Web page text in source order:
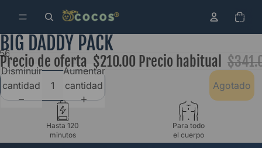
artículos
en el
0
567 8
BIG DADDY PACK
Precio de oferta $210.00 Precio habitual
Disminuir
cantidad
Aumentar
cantidad
Agotado
Hasta 120
minutos
Para todo
el cuerpo